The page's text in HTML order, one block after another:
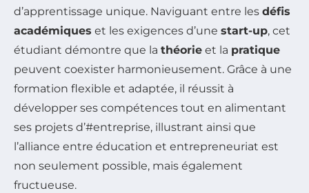
d’apprentissage unique. Naviguant entre les défis
académiques et les exigences d’une start-up, cet
étudiant démontre que la théorie et la pratique
peuvent coexister harmonieusement. Grâce à une
formation flexible et adaptée, il réussit à
développer ses compétences tout en alimentant
ses projets d’#entreprise, illustrant ainsi que
l’alliance entre éducation et entrepreneuriat est
non seulement possible, mais également
fructueuse.